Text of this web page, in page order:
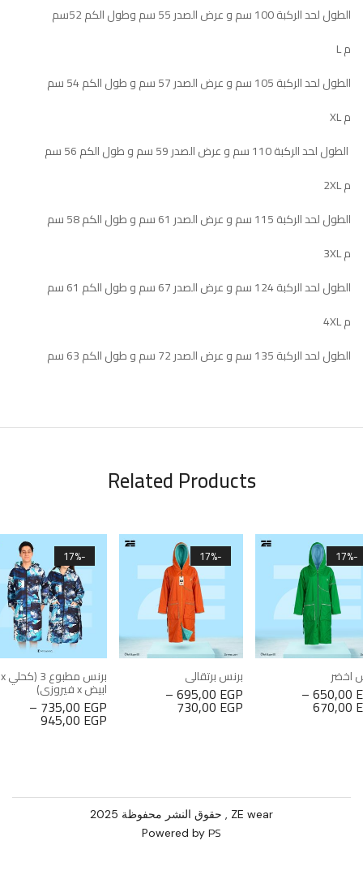
الطول لحد الركبة 100 سم و عرض الصدر 55 سم وطول الكم 52سم
م L
الطول لحد الركبة 105 سم و عرض الصدر 57 سم و طول الكم 54 سم
م XL
الطول لحد الركبة 110 سم و عرض الصدر 59 سم و طول الكم 56 سم
م 2XL
الطول لحد الركبة 115 سم و عرض الصدر 61 سم و طول الكم 58 سم
م 3XL
الطول لحد الركبة 124 سم و عرض الصدر 67 سم و طول الكم 61 سم
م 4XL
الطول لحد الركبة 135 سم و عرض الصدر 72 سم و طول الكم 63 سم
Related Products
-17%
اخضر
650,00
–
670,00
-17%
برنس برتقالي
695,00 EGP
–
730,00 EGP
-17%
برنس مطبوع 3 (كحلي x
ابيض x فيروزي)
735,00 EGP
–
945,00 EGP
ZE wear , حقوق النشر محفوظة 2025
Powered by PS